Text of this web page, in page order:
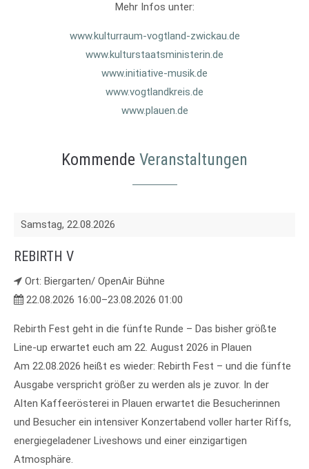
Support
Lorem ipsum dolor sit amet:
Cybersteel Inc.
376-293 City Road, Suite 600
San Francisco, CA 94102
Have any questions?
+44 1234 567 890
Drop us a line
info@yourdomain.com
About us
Lorem ipsum dolor sit amet, consectetuer
Mehr Infos unter:
www.kulturraum-vogtland-zwickau.de
www.kulturstaatsministerin.de
www.initiative-musik.de
www.vogtlandkreis.de
www.plauen.de
Kommende Veranstaltungen
Samstag, 22.08.2026
REBIRTH V
Ort: Biergarten/ OpenAir Bühne
22.08.2026 16:00–23.08.2026 01:00
Rebirth Fest geht in die fünfte Runde – Das bisher größte
Line-up erwartet euch am 22. August 2026 in Plauen
Am 22.08.2026 heißt es wieder: Rebirth Fest – und die fünfte
Ausgabe verspricht größer zu werden als je zuvor. In der
Alten Kaffeerösterei in Plauen erwartet die Besucherinnen
und Besucher ein intensiver Konzertabend voller harter Riffs,
energiegeladener Liveshows und einer einzigartigen
Atmosphäre.